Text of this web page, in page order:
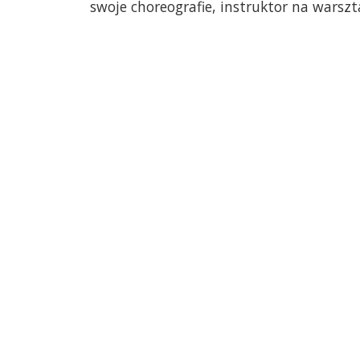
swoje choreografie, instruktor na